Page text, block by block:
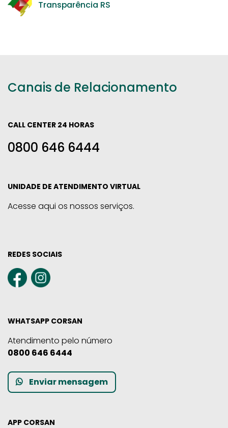
Transparência RS
Canais de Relacionamento
CALL CENTER 24 HORAS
0800 646 6444
UNIDADE DE ATENDIMENTO VIRTUAL
Acesse aqui os nossos serviços.
REDES SOCIAIS
WHATSAPP CORSAN
Atendimento pelo número
0800 646 6444
Enviar mensagem
APP CORSAN